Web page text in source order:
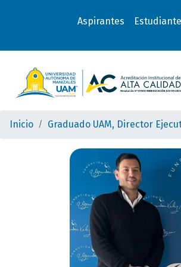
Aspirantes
Inicio Graduado UAM, Director